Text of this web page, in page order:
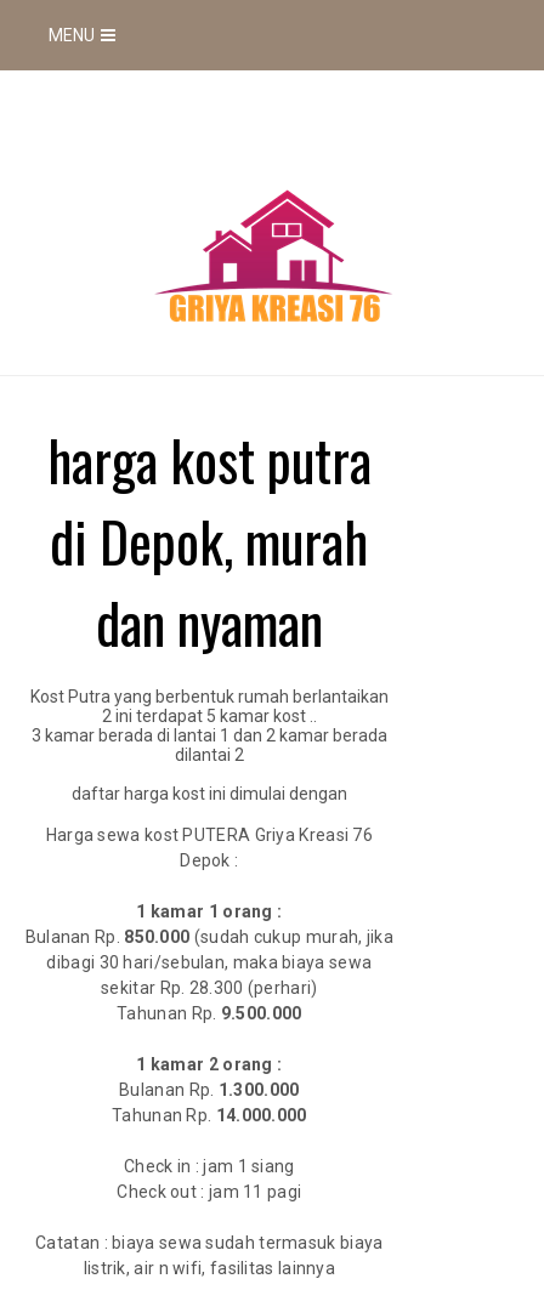
MENU
harga kost putra
di Depok, murah
dan nyaman
Kost Putra yang berbentuk rumah berlantaikan
2 ini terdapat 5 kamar kost ..
3 kamar berada di lantai 1 dan 2 kamar berada
dilantai 2
daftar harga kost ini dimulai dengan
Harga sewa kost PUTERA Griya Kreasi 76
Depok :
1 kamar 1 orang :
‌Bulanan Rp. 850.000 (sudah cukup murah, jika
dibagi 30 hari/sebulan, maka biaya sewa
sekitar Rp. 28.300 (perhari)
Tahunan Rp. 9.500.000
1 kamar 2 orang :
Bulanan Rp. 1.300.000
‌Tahunan Rp. 14.000.000
Check in : jam 1 siang
Check out : jam 11 pagi
Catatan : biaya sewa sudah termasuk biaya
listrik, air n wifi, fasilitas lainnya